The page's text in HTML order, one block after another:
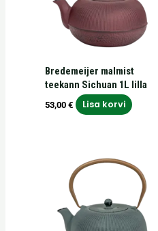
Bredemeijer malmist
teekann Sichuan 1L lilla
53,00€ Lisa korvi